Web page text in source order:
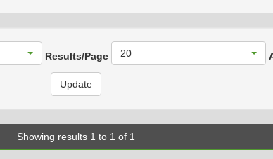
Results/Page 20
Showing results 1 to 1 of 1